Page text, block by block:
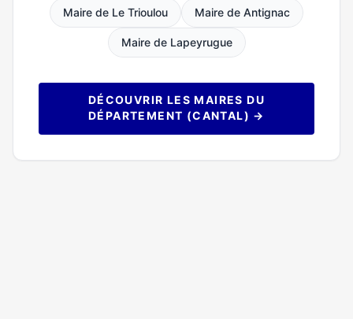
Maire de Le Trioulou Maire de Antignac
Maire de Lapeyrugue
DÉCOUVRIR LES MAIRES DU
DÉPARTEMENT (CANTAL) →